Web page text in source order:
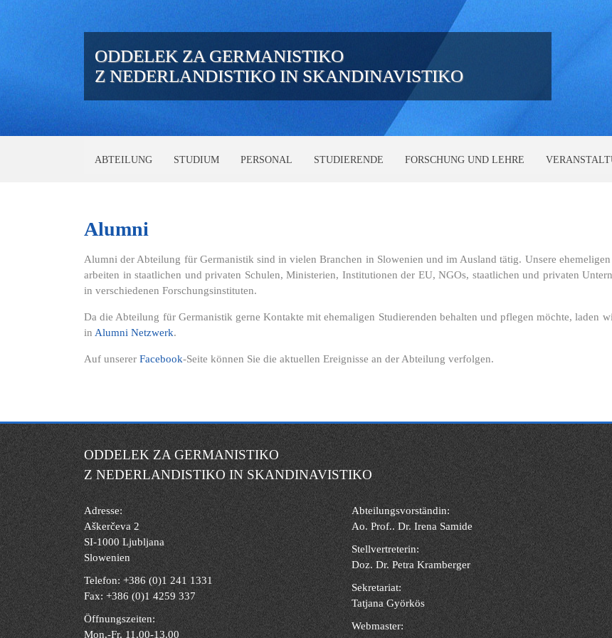
ODDELEK ZA GERMANISTIKO
Z NEDERLANDISTIKO IN SKANDINAVISTIKO
ABTEILUNG STUDIUM PERSONAL STUDIERENDE FORSCHUNG UND LEHRE
Alumni
Alumni der Abteilung für Germanistik sind in vielen Branchen in Slowenien und im Ausland tätig. Unsere ehemeligen
arbeiten in staatlichen und privaten Schulen, Ministerien, Institutionen der EU, NGOs, staatlichen und privaten
in verschiedenen Forschungsinstituten.
Da die Abteilung für Germanistik gerne Kontakte mit ehemaligen Studierenden behalten und pflegen möchte, laden
in Alumni Netzwerk.
Auf unserer Facebook-Seite können Sie die aktuellen Ereignisse an der Abteilung verfolgen.
ODDELEK ZA GERMANISTIKO
Z NEDERLANDISTIKO IN SKANDINAVISTIKO
Adresse:
Aškerčeva 2
SI-1000 Ljubljana
Slowenien
Telefon: +386 (0)1 241 1331
Fax: +386 (0)1 4259 337
Öffnungszeiten:
Mon.-Fr. 11.00-13.00
Abteilungsvorständin:
Ao. Prof.. Dr. Irena Samide
Stellvertreterin:
Doz. Dr. Petra Kramberger
Sekretariat:
Tatjana Györkös
Webmaster: